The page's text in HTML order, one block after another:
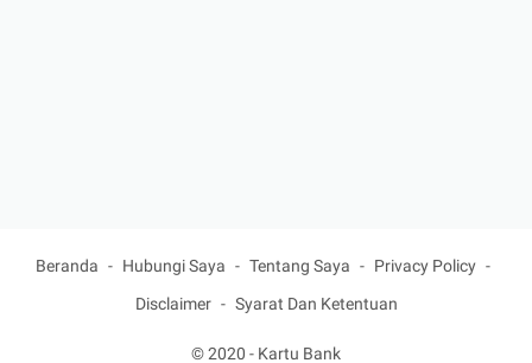
Beranda Hubungi Saya Tentang Saya
Privacy Policy
Disclaimer
Syarat Dan Ketentuan
© 2020 - Kartu Bank